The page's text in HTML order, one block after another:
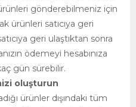
gönderebilmeniz için
ürünleri satıcıya geri
geri ulaştıktan sonra
ödemeyi hesabınıza
gün sürebilir.
oluşturun
ürünler dışındaki tüm